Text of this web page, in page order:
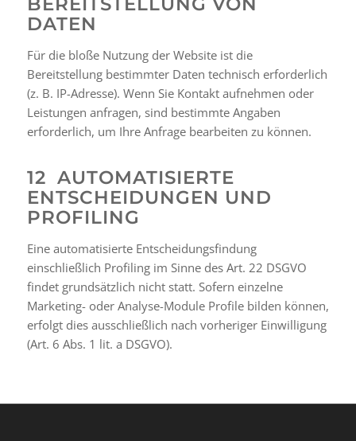
DATEN
Für die bloße Nutzung der Website ist die
Bereitstellung bestimmter Daten technisch erforderlich
(z. B. IP-Adresse). Wenn Sie Kontakt aufnehmen oder
Leistungen anfragen, sind bestimmte Angaben
erforderlich, um Ihre Anfrage bearbeiten zu können.
12 AUTOMATISIERTE
ENTSCHEIDUNGEN UND
PROFILING
Eine automatisierte Entscheidungsfindung
einschließlich Profiling im Sinne des Art. 22 DSGVO
findet grundsätzlich nicht statt. Sofern einzelne
Marketing- oder Analyse-Module Profile bilden können,
erfolgt dies ausschließlich nach vorheriger Einwilligung
(Art. 6 Abs. 1 lit. a DSGVO).